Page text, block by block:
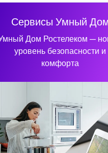
Сервисы Умный
Дом Ростелеком —
уровень безопасности и
комфорта